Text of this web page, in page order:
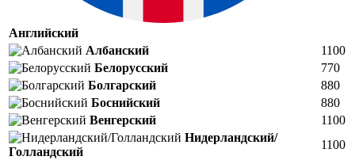
Английский
Албанский
1100
Белорусский
770
Болгарский
880
Боснийский
880
Венгерский
1100
Нидерландский/
Голландский
1100